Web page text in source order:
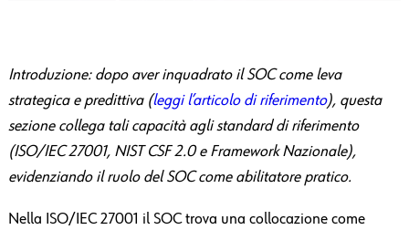
Introduzione: dopo aver inquadrato il SOC come leva
strategica e predittiva (leggi l’articolo di riferimento), questa
sezione collega tali capacità agli standard di riferimento
(ISO/IEC 27001, NIST CSF 2.0 e Framework Nazionale),
evidenziando il ruolo del SOC come abilitatore pratico.
Nella ISO/IEC 27001 il SOC trova una collocazione come